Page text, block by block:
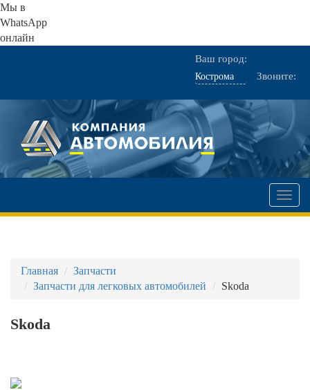
Мы в
WhatsApp
онлайн
Ваш город:
Звоните:
Главная
Запчасти
Запчасти для легковых автомобилей
Skoda
Skoda